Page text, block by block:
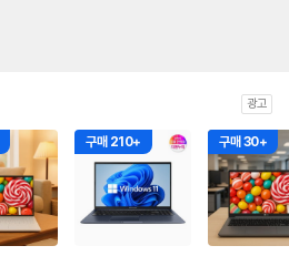
광고
구매 210+ 구매 30+